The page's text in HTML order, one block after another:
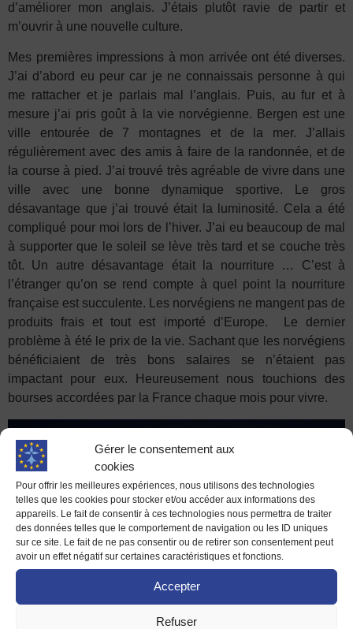
Gérer le consentement aux
cookies
Pour offrir les meilleures expériences, nous utilisons des technologies
telles que les cookies pour stocker et/ou accéder aux informations des
appareils. Le fait de consentir à ces technologies nous permettra de traiter
des données telles que le comportement de navigation ou les ID uniques
sur ce site. Le fait de ne pas consentir ou de retirer son consentement peut
avoir un effet négatif sur certaines caractéristiques et fonctions.
Accepter
Refuser
d’améliorer mon anglais. J’étais plutôt ravie de partir et
m’ouvrir à une nouvelle culture.
Mes premières impressions à mon arrivée ont été diverses.
J’ai d’abord eu peur car je ne connaissais personne à qui
me rattacher et je parlais mal l’anglais. Puis, au fur et à
mesure j’ai pris goût à la vie norvégienne. Bergen est une
ville entourée de 7 montagnes et de la mer. J’allais
régulièrement avec des amis à faire de la randonnée, et de
la course à pied. J’ai trouvé très agréable de vivre dans une
ville avec une bonne dynamique sportive. Le gros
désavantage que j’ai trouvé était la luminosité. Cela a été
compliqué pour moi lors de l’hiver. J’ai eu beaucoup de mal
à supporter que le soleil se lève très tard et se couche très
tôt. Un autre désavantage était la nourriture … C’est à
l’étranger qu’on se rend compte à quel point la nourriture
française est succulente. Les norvégiens ne mangent pas de
produits frais et tout est importé d’Europe. Le dernier
problème à été le prix de la vie. Sachant que les norvégiens
bénéficiaient de très bons salaires se n’étaient pas
impactant pour eux. Heureusement nous touchions des
bourses accordées par la France chaque mois pour vivre.